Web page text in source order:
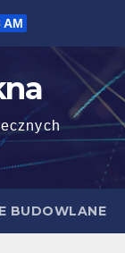
AM
BUDOWLANE